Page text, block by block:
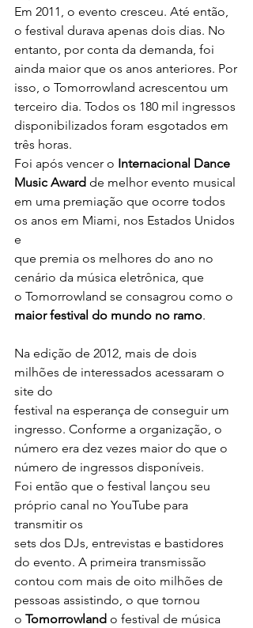
Em 2011, o evento cresceu. Até então,
o festival durava apenas dois dias. No
entanto, por conta da demanda, foi
ainda maior que os anos anteriores. Por
isso, o Tomorrowland acrescentou um
terceiro dia. Todos os 180 mil ingressos
disponibilizados foram esgotados em
três horas.
Foi após vencer o Internacional Dance
Music Award de melhor evento musical
em uma premiação que ocorre todos
os anos em Miami, nos Estados Unidos
e
que premia os melhores do ano no
cenário da música eletrônica, que
o Tomorrowland se consagrou como o
maior festival do mundo no ramo.
Na edição de 2012, mais de dois
milhões de interessados acessaram o
site do
festival na esperança de conseguir um
ingresso. Conforme a organização, o
número era dez vezes maior do que o
número de ingressos disponíveis.
Foi então que o festival lançou seu
próprio canal no YouTube para
transmitir os
sets dos DJs, entrevistas e bastidores
do evento. A primeira transmissão
contou com mais de oito milhões de
pessoas assistindo, o que tornou
o Tomorrowland o festival de música